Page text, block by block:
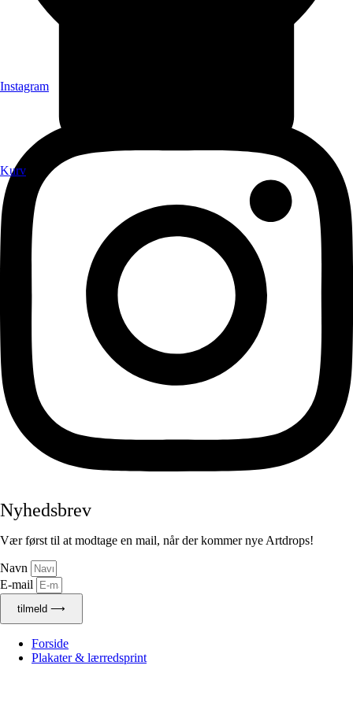
Kurv
Instagram
Nyhedsbrev
Vær først til at modtage en mail, når der kommer nye Artdrops!
Navn
E-mail
tilmeld ⟶
Forside
Plakater & lærredsprint